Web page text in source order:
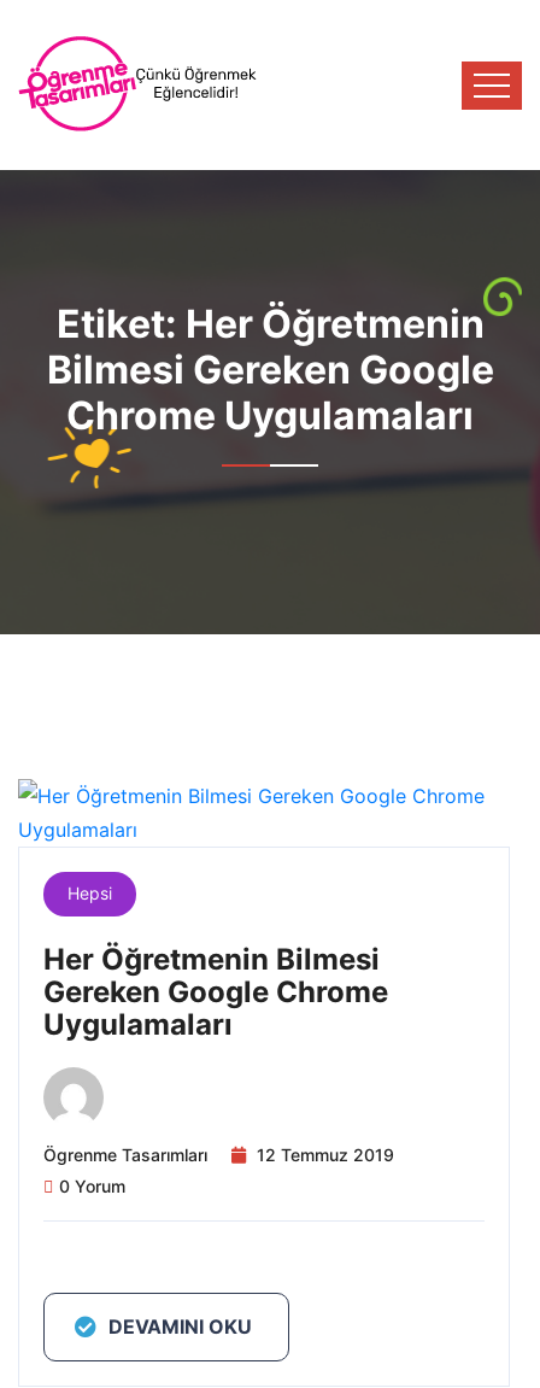
Etiket: Her Öğretmenin
Bilmesi Gereken Google
Chrome Uygulamaları
Hepsi
Her Öğretmenin Bilmesi
Gereken Google Chrome
Uygulamaları
Ögrenme Tasarımları
12 Temmuz 2019
0 Yorum
DEVAMINI OKU